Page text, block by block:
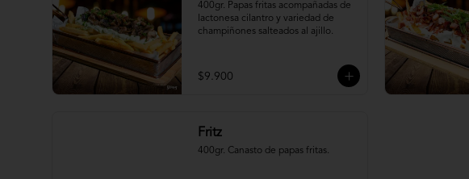
400gr. Papas fritas acompañadas de
lactonesa cilantro y variedad de
champiñones salteados al ajillo.
$9.900
Fritz
400gr. Canasto de papas fritas.